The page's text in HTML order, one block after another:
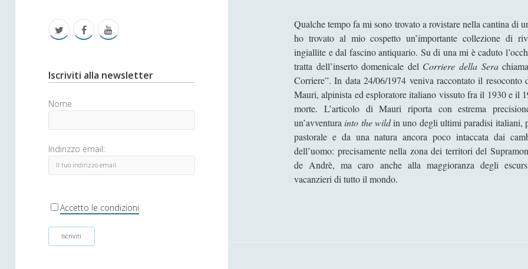
c
i
t
r
f
c
b
o
k
u
u
e
S
i
e
b
r
Iscriviti alla newsletter
Nome
Indirizzo email:
Accetto le condizioni
Qualche tempo fa mi sono trovato a rovistare nella cantina di
ho trovato al mio cospetto un’importante collezione di
ingiallite e dal fascino antiquario. Su di una mi è caduto
tratta dell’inserto domenicale del Corriere della Sera
Corriere”. In data 24/06/1974 veniva raccontato il
Mauri, alpinista ed esploratore italiano vissuto fra il 1930 e il
morte. L’articolo di Mauri riporta con estrema
un’avventura into the wildin uno degli ultimi paradisi italiani,
pastorale e da una natura ancora poco intaccata dai
dell’uomo: precisamente nella zona dei territori del
de Andrè, ma caro anche alla maggioranza degli
vacanzieri di tutto il mondo.